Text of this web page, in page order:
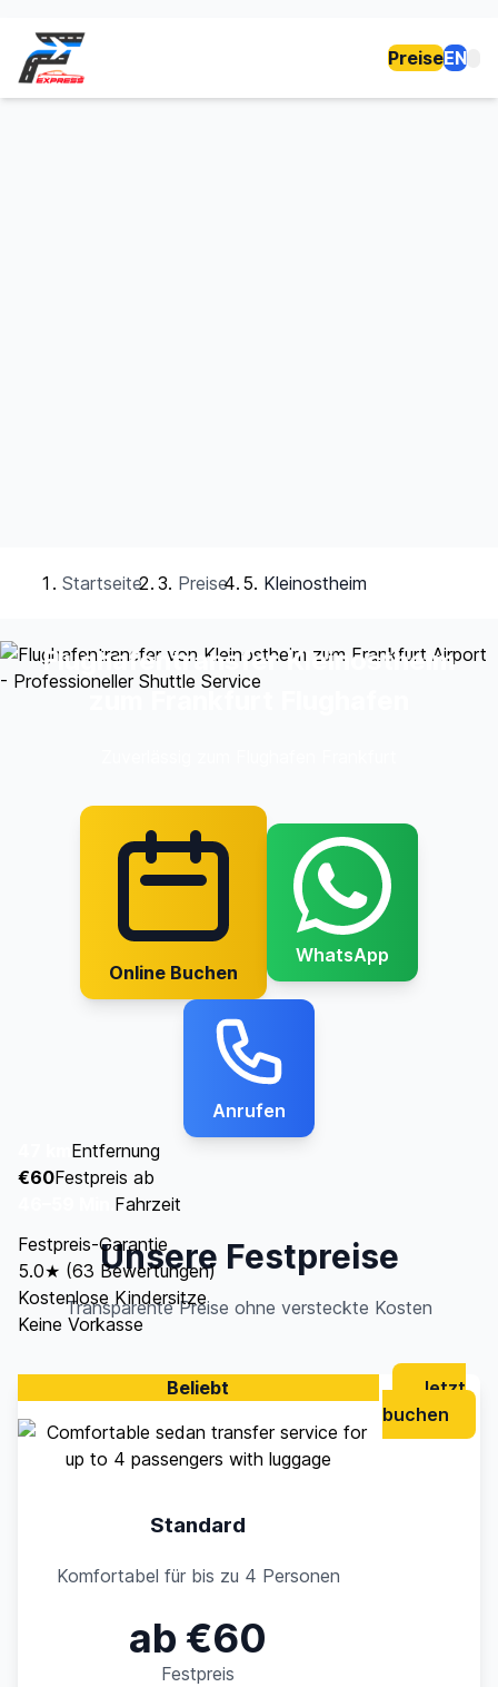
PreiseEN
Startseite Preise Kleinostheim
Flughafentransfer Kleinostheim
Online Buchen
WhatsApp
Anrufen
Entfernung
€60Festpreis ab
Fahrzeit
Festpreis-Garantie
5.0★ (63 Bewertungen)
Kostenlose Kindersitze
Keine Vorkasse
Unsere Festpreise
Transparente Preise ohne versteckte Kosten
Beliebt
Standard
Komfortabel für bis zu 4 Personen
ab €60
Festpreis
Jetzt
buchen